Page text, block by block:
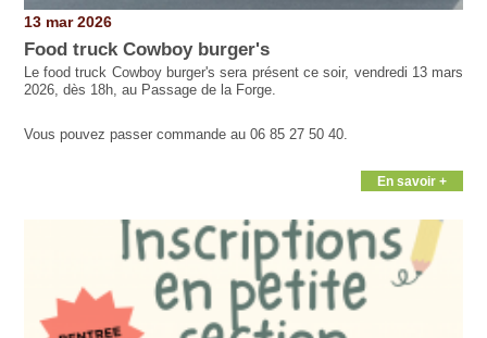
13 mar 2026
Food truck Cowboy burger's
Le food truck Cowboy burger's sera présent ce soir, vendredi 13 mars
2026, dès 18h, au Passage de la Forge.
Vous pouvez passer commande au 06 85 27 50 40.
En savoir +